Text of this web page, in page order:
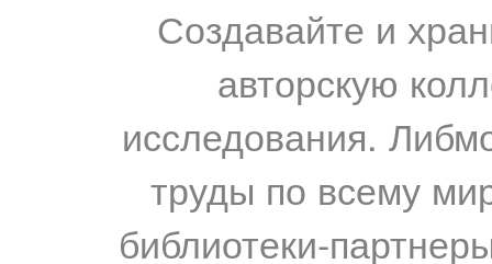
Создавайте и
авторскую
исследования.
труды по всему
библиотеки-